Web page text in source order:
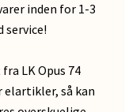
inden for 1-3
service!
LK Opus 74
så kan